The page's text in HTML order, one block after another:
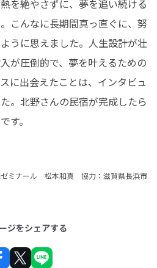
を絶やさずに、夢を追い続ける
こんなに長期間真っ直ぐに、努
うに思えました。人生設計が壮
が圧倒的で、夢を叶えるための
に出会えたことは、インタビュ
。北野さんの民宿が完成したら
す。
ゼミナール 松本和真 協力：滋賀県長浜市
ジをシェアする